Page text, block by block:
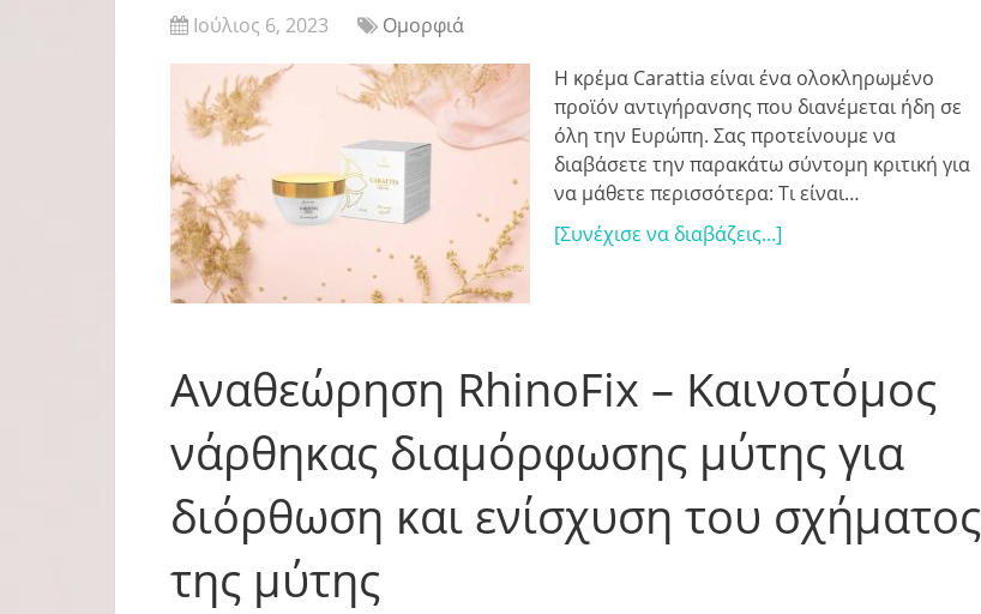
Ιούλιος 6, 2023
Ομορφιά
Η κρέμα Carattia είναι ένα ολοκληρωμένο
προϊόν αντιγήρανσης που διανέμεται ήδη σε
όλη την Ευρώπη. Σας προτείνουμε να
διαβάσετε την παρακάτω σύντομη κριτική για
να μάθετε περισσότερα: Τι είναι…
[Συνέχισε να διαβάζεις...]
Αναθεώρηση RhinoFix – Καινοτόμος
νάρθηκας διαμόρφωσης μύτης για
διόρθωση και ενίσχυση του σχήματος
της μύτης